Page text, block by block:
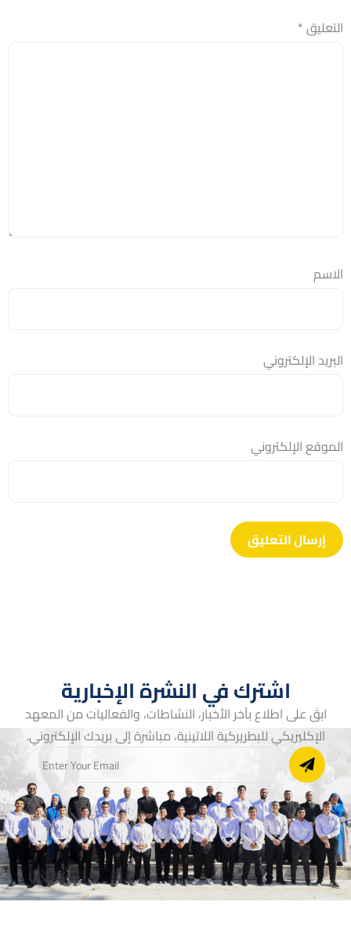
التعليق*
الاسم
البريد الإلكتروني
الموقع الإلكتروني
اشترك في النشرة الإخبارية
ابقَ على اطلاع بآخر الأخبار، النشاطات، والفعاليات من المعهد
الإكليريكي للبطريركية اللاتينية، مباشرة إلى بريدك الإلكتروني.